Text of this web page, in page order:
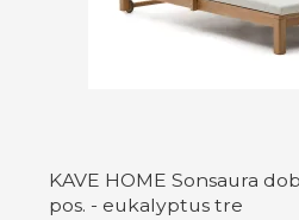
KAVE HOME Sonsaura
pos. - eukalyptus tre